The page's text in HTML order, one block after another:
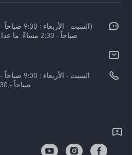
V40 5G
V40 Lite 5G
Funtouch OS
بيان الخصوصية بشأن خدمة العملاء
تنزيل جداول LUT لاستعادة السجل
الأخبار
الإشعارات القانونية
نبذة عنا
الأخبار
صباحاً - 2:30 مساءً. ما عدا ايام العطل)دردشة مباشرة
صباحاً - 2:30 مساءً. ما عدا ايام العطل